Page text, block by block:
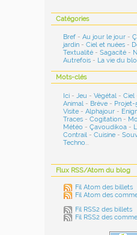
Catégories
Bref -Au jour le jour -
jardin -Ciel et nuées -
Textualité -Sagacité -
Autrefois - La vie du
Mots-clés
Ici -Jeu -Végétal -Ciel
Animal - Brève - Projet-
Visite -Alphajour -
Traces -Cogitation -
Météo -Çavoudikoa -
Contrail -Cuisine -
Techno...
Flux RSS/Atom du blog
Fil Atom des billets
Fil Atom des
Fil RSS2 des billets
Fil RSS2 des